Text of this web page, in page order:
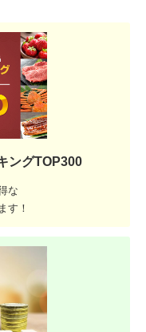
ングTOP300
な
す！